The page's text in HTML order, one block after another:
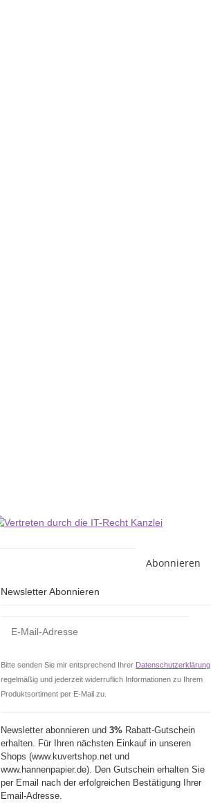
Abonnieren
Newsletter Abonnieren
Bitte senden Sie mir entsprechend Ihrer Datenschutzerklärung
regelmäßig und jederzeit widerruflich Informationen zu Ihrem
Produktsortiment per E-Mail zu.
Newsletter abonnieren und 3% Rabatt-Gutschein
erhalten. Für Ihren nächsten Einkauf in unseren
Shops (www.kuvertshop.net und
www.hannenpapier.de). Den Gutschein erhalten Sie
per Email nach der erfolgreichen Bestätigung Ihrer
Email-Adresse.